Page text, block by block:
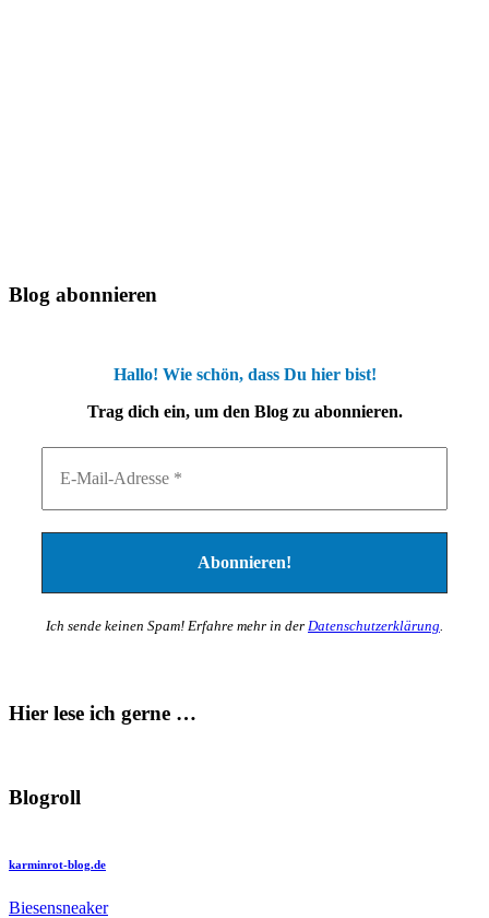
Blog abonnieren
Hallo! Wie schön, dass Du hier bist!
Trag dich ein, um den Blog zu abonnieren.
Ich sende keinen Spam! Erfahre mehr in der Datenschutzerklärung
Hier lese ich gerne …
Blogroll
karminrot-blog.de
Biesensneaker